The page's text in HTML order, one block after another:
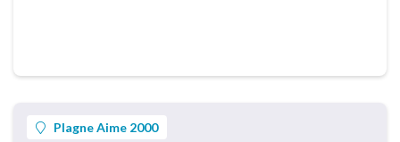
Plagne Aime 2000